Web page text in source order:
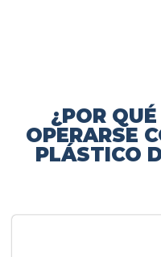
¿POR
OPERARSE
PLÁSTICO